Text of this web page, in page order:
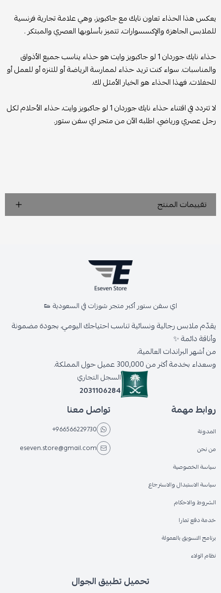
يعكس هذا الحذاء تعاون نايك مع جاكبويز، وهي علامة تجارية فرنسية
للملابس الجاهزة والإكسسوارات، تتميز بأسلوبها العصري والمبتكر .
حذاء نايك جوردان 1 لو جاكبويز وايت هو حذاء يناسب جميع الأذواق
والمناسبات. سواء كنت تريد حذاء لممارسة الرياضة أو للتنزه أو للعمل أو
للحفلات، فهذا الحذاء هو الخيار الأمثل لك.
لا تتردد في اقتناء حذاء نايك جوردان 1 لو جاكبويز وايت، حذاء الأحلام لكل
رجل عصري ورياضي. اطلبه الآن من متجر اي سفن ستور.
تقييمات المنتج
اي سفن ستور أكبر متجر شوزات في السعودية 👟
يقدّم ملابس رجالية ونسائية تناسب احتياجك اليومي، بجودة مضمونة
وأناقة دائمة ✨
من أشهر البراندات العالمية،
وسعداء بخدمة أكثر من 300,000 عميل حول المملكة.
السجل التجاري
2031106284
روابط مهمة
المدونة
من نحن
سياسة الخصوصية
سياسة الاستبدال والاسترجاع
الشروط والاحكام
خدمة دفع تمارا
برنامج التسويق بالعمولة
نظام الولاء
تواصل معنا
+966566229730
eseven.store@gmail.com
تحميل تطبيق الجوال